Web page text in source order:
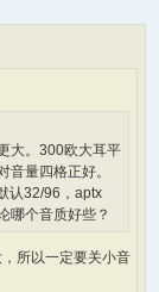
大。300欧大耳平
量四格正好。
认32/96，aptx
哪个音质好些？
所以一定要关小音